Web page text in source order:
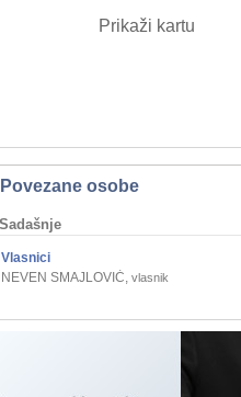
Prikaži kartu
Povezane osobe
Sadašnje
Vlasnici
NEVEN SMAJLOVIĆ, vlasnik